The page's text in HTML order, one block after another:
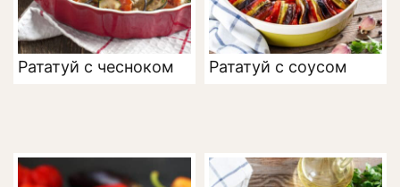
Рататуй с чесноком Рататуй с соусом